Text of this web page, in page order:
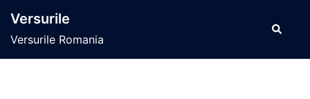
conținut
Versurile
Versurile Romania
Caută